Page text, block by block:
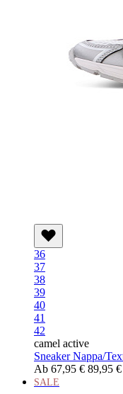
36
37
38
39
40
41
42
camel active
Sneaker Nappa/
Ab 67,95 € 89,95 €
SALE